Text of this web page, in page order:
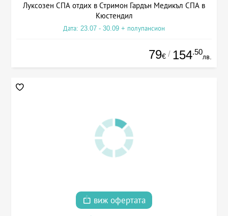
Луксозен СПА отдих в Стримон Гардън Медикъл СПА в
Кюстендил
Дата: 23.07 - 30.09 + полупансион
79€ / 154.50
лв.
виж офертата